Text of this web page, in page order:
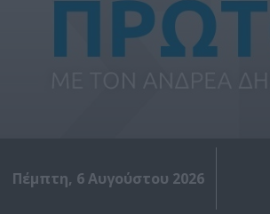
Πέμπτη, 6 Αυγούστου 2026